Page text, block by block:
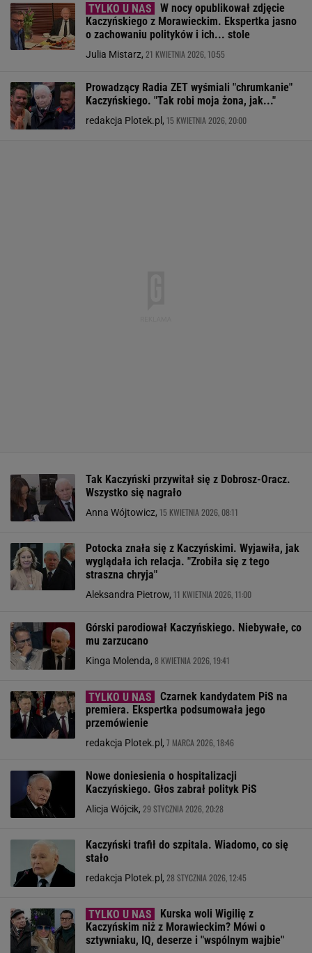
W nocy opublikował zdjęcie
Kaczyńskiego z Morawieckim. Ekspertka jasno
o zachowaniu polityków i ich... stole
Julia Mistarz, 21 KWIETNIA 2026, 10:55
Prowadzący Radia ZET wyśmiali "chrumkanie"
Kaczyńskiego. "Tak robi moja żona, jak..."
redakcja Plotek.pl, 15 KWIETNIA 2026, 20:00
Tak Kaczyński przywitał się z Dobrosz-Oracz.
Wszystko się nagrało
Anna Wójtowicz, 15 KWIETNIA 2026, 08:11
Potocka znała się z Kaczyńskimi. Wyjawiła, jak
wyglądała ich relacja. "Zrobiła się z tego
straszna chryja"
Aleksandra Pietrow, 11 KWIETNIA 2026, 11:00
Górski parodiował Kaczyńskiego. Niebywałe, co
mu zarzucano
Kinga Molenda, 8 KWIETNIA 2026, 19:41
Czarnek kandydatem PiS na
premiera. Ekspertka podsumowała jego
przemówienie
redakcja Plotek.pl, 7 MARCA 2026, 18:46
Nowe doniesienia o hospitalizacji
Kaczyńskiego. Głos zabrał polityk PiS
Alicja Wójcik, 29 STYCZNIA 2026, 20:28
Kaczyński trafił do szpitala. Wiadomo, co się
stało
redakcja Plotek.pl, 28 STYCZNIA 2026, 12:45
Kurska woli Wigilię z
Kaczyńskim niż z Morawieckim? Mówi o
sztywniaku, IQ, deserze i "wspólnym wajbie"